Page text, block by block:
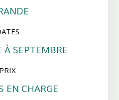
À SEPTEMBRE
PRIX
EN CHARGE